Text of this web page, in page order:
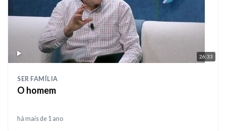
26:33
SER FAMÍLIA
O homem
há mais de 1 ano